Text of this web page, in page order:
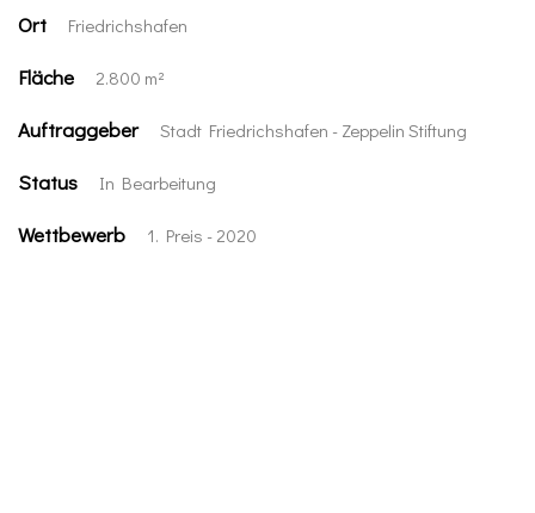
Ort Friedrichshafen
Fläche 2.800 m²
Auftraggeber Stadt Friedrichshafen - Zeppelin Stiftung
Status In Bearbeitung
Wettbewerb 1. Preis - 2020